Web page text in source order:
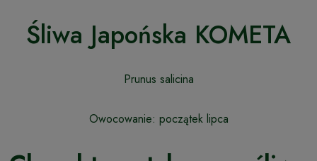
Śliwa Japońska KOMETA
Prunus salicina
Owocowanie: początek lipca